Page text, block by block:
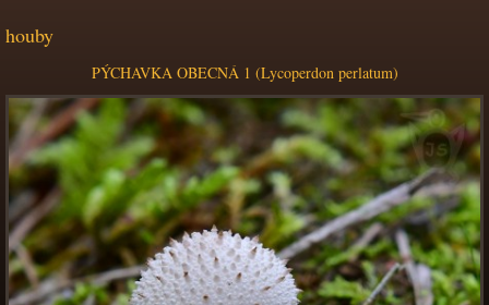
houby
PÝCHAVKA OBECNÁ 1 (Lycoperdon perlatum)